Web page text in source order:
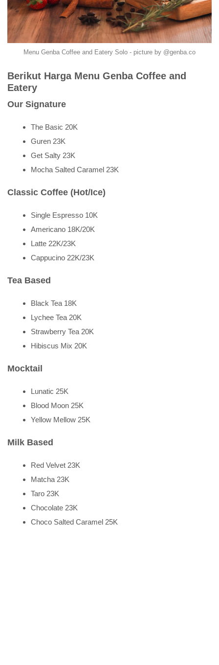
Menu Genba Coffee and Eatery Solo - picture by @genba.co
Berikut Harga Menu Genba Coffee and
Eatery
Our Signature
The Basic 20K
Guren 23K
Get Salty 23K
Mocha Salted Caramel 23K
Classic Coffee (Hot/Ice)
Single Espresso 10K
Americano 18K/20K
Latte 22K/23K
Cappucino 22K/23K
Tea Based
Black Tea 18K
Lychee Tea 20K
Strawberry Tea 20K
Hibiscus Mix 20K
Mocktail
Lunatic 25K
Blood Moon 25K
Yellow Mellow 25K
Milk Based
Red Velvet 23K
Matcha 23K
Taro 23K
Chocolate 23K
Choco Salted Caramel 25K